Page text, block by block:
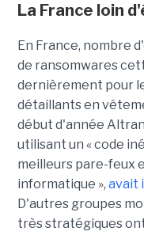
La France loin
En France, nombre
de ransomwares
dernièrement pour
détaillants en
début d'année
utilisant un « code
meilleurs pare-feux
informatique », avait
D'autres groupes
très stratégiques